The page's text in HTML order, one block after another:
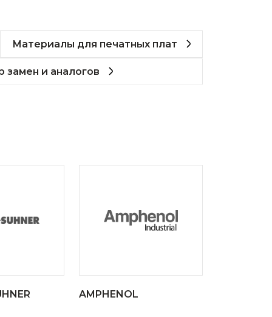
Материалы для печатных плат
замен и аналогов
AMPHENOL